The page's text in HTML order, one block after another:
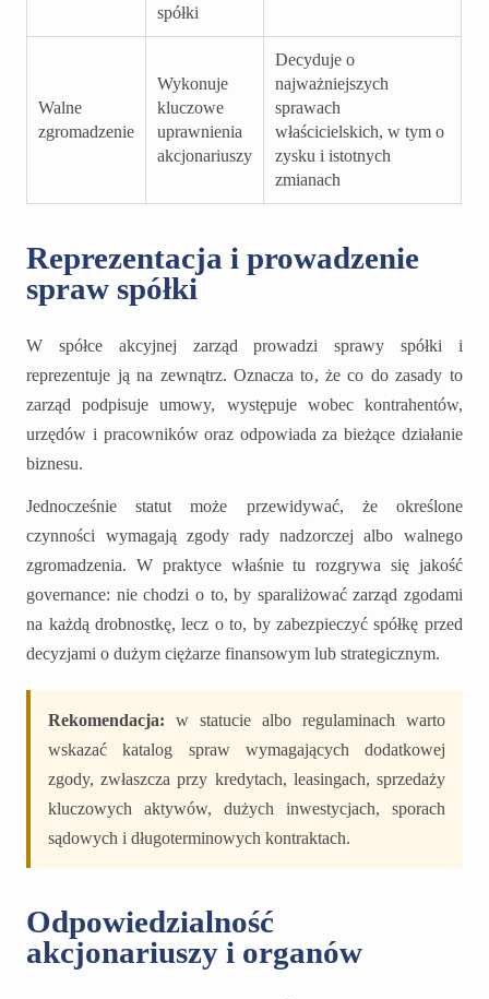
spółki
Walne
zgromadzenie
Wykonuje
kluczowe
uprawnienia
akcjonariuszy
Decyduje o
najważniejszych
sprawach
właścicielskich, w tym o
zysku i istotnych
zmianach
Reprezentacja i prowadzenie
spraw spółki
W spółce akcyjnej zarząd prowadzi sprawy spółki i
reprezentuje ją na zewnątrz. Oznacza to, że co do zasady to
zarząd podpisuje umowy, występuje wobec kontrahentów,
urzędów i pracowników oraz odpowiada za bieżące działanie
biznesu.
Jednocześnie statut może przewidywać, że określone
czynności wymagają zgody rady nadzorczej albo walnego
zgromadzenia. W praktyce właśnie tu rozgrywa się jakość
governance: nie chodzi o to, by sparaliżować zarząd zgodami
na każdą drobnostkę, lecz o to, by zabezpieczyć spółkę przed
decyzjami o dużym ciężarze finansowym lub strategicznym.
Rekomendacja: w statucie albo regulaminach warto
wskazać katalog spraw wymagających dodatkowej
zgody, zwłaszcza przy kredytach, leasingach, sprzedaży
kluczowych aktywów, dużych inwestycjach, sporach
sądowych i długoterminowych kontraktach.
Odpowiedzialność
akcjonariuszy i organów